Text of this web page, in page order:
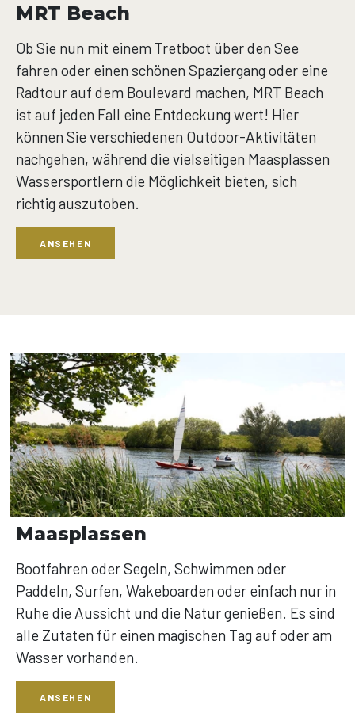
MRT Beach
Ob Sie nun mit einem Tretboot über den See
fahren oder einen schönen Spaziergang oder eine
Radtour auf dem Boulevard machen, MRT Beach
ist auf jeden Fall eine Entdeckung wert! Hier
können Sie verschiedenen Outdoor-Aktivitäten
nachgehen, während die vielseitigen Maasplassen
Wassersportlern die Möglichkeit bieten, sich
richtig auszutoben.
ANSEHEN
Maasplassen
Bootfahren oder Segeln, Schwimmen oder
Paddeln, Surfen, Wakeboarden oder einfach nur in
Ruhe die Aussicht und die Natur genießen. Es sind
alle Zutaten für einen magischen Tag auf oder am
Wasser vorhanden.
ANSEHEN